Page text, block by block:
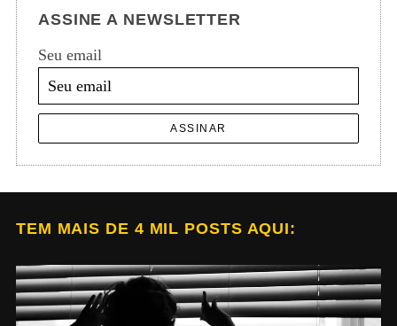
ASSINE A NEWSLETTER
Seu email
ASSINAR
TEM MAIS DE 4 MIL POSTS AQUI: